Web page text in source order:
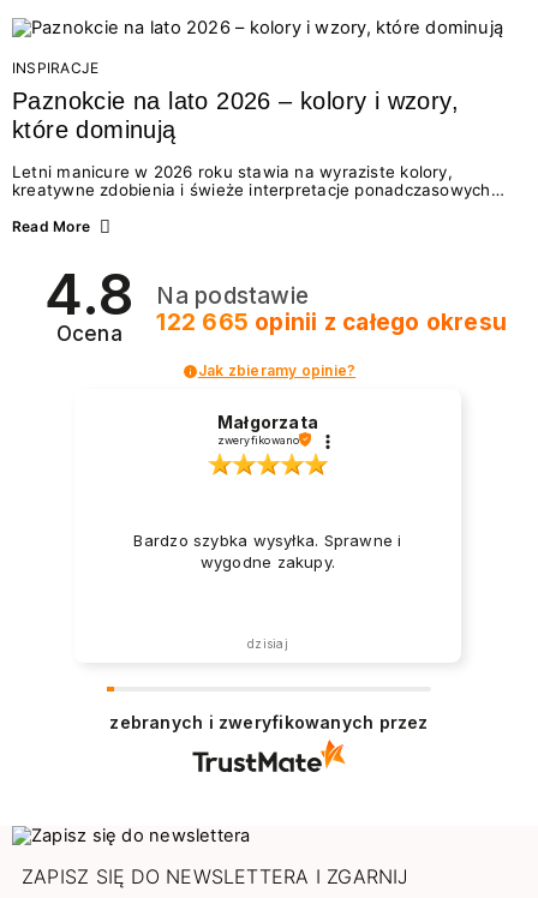
Motywem przewodnim jest eksplorowanie i kolekcjonowanie
letnich momentów. Z tej okazji przygotowaliśmy coś absolutnie
wyjątkowego: wielki konkurs z wakacje.pl oraz dawkę
najgorętszych trendów w...
INSPIRACJE
Paznokcie na lato 2026 – kolory i wzory,
które dominują
Letni manicure w 2026 roku stawia na wyraziste kolory,
kreatywne zdobienia i świeże interpretacje ponadczasowych
zarówno energetycznych odcieni inspirowanych wakacjami, jak
2026? Znajdź inspirację dla swojego manicure!
Read More
4.8
Ocena
Na podstawie
122 665 opinii z całego okresu
Jak zbieramy opinie?
Małgorzata
zweryfikowano
Bardzo szybka wysyłka. Sprawne i
wygodne zakupy.
dzisiaj
zebranych i zweryfikowanych przez
ZAPISZ SIĘ DO NEWSLETTERA I ZGARNIJ